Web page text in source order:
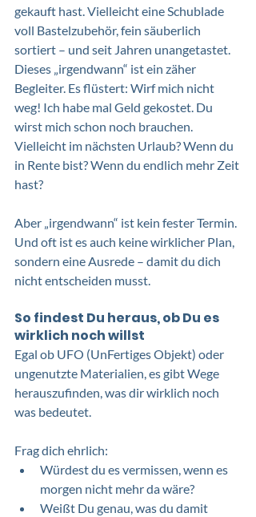
gekauft hast. Vielleicht eine Schublade
voll Bastelzubehör, fein säuberlich
sortiert – und seit Jahren unangetastet.
Dieses „irgendwann“ ist ein zäher
Begleiter. Es flüstert: Wirf mich nicht
weg! Ich habe mal Geld gekostet. Du
wirst mich schon noch brauchen.
Vielleicht im nächsten Urlaub? Wenn du
in Rente bist? Wenn du endlich mehr Zeit
hast?
Aber „irgendwann“ ist kein fester Termin.
Und oft ist es auch keine wirklicher Plan,
sondern eine Ausrede – damit du dich
nicht entscheiden musst.
So findest Du heraus, ob Du es
wirklich noch willst
Egal ob UFO (UnFertiges Objekt) oder
ungenutzte Materialien, es gibt Wege
herauszufinden, was dir wirklich noch
was bedeutet.
Frag dich ehrlich:
Würdest du es vermissen, wenn es
morgen nicht mehr da wäre?
Weißt Du genau, was du damit